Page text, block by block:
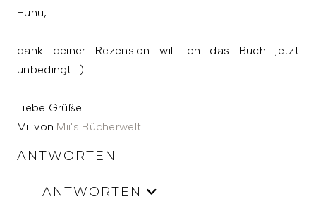
Huhu,
dank deiner Rezension will ich das Buch jetzt
unbedingt! :)
Liebe Grüße
Mii von Mii's Bücherwelt
ANTWORTEN
ANTWORTEN